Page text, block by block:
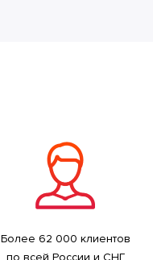
Более 62 000 клиентов
по всей России и СНГ